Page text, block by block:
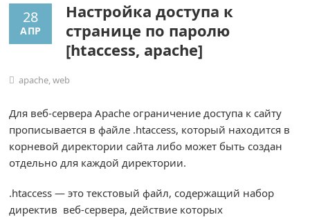
28
АПР
Настройка доступа к
странице по паролю
[htaccess, apache]
apache,web
Для веб-сервера Apache ограничение доступа к сайту
прописывается в файле .htaccess, который находится в
корневой директории сайта либо может быть создан
отдельно для каждой директории.
.htaccess — это текстовый файл, содержащий набор
директив веб-сервера, действие которых